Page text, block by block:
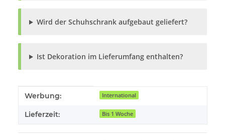
Wird der Schuhschrank aufgebaut geliefert?
Ist Dekoration im Lieferumfang enthalten?
Produkteigenschaft
Wert
Werbung: International
Lieferzeit: Bis 1 Woche